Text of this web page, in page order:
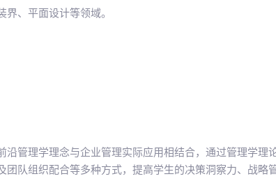
、平面设计等领域。
沿管理学理念与企业管理实际应用相结合，通过管理学理
团队组织配合等多种方式，提高学生的决策洞察力、战略